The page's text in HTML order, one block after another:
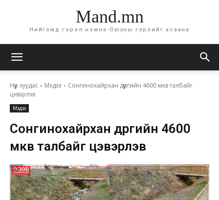
Mand.mn
Нийгэмд гэрэл нэмнэ-Оюуны гэрлийг асаана
Нүүр хуудас Мэдээ
Сонгинохайрхан дүүргийн 4600 мкв талбайг
цэвэрлэв
Мэдээ
Сонгинохайрхан дүүргийн 4600
мкв талбайг цэвэрлэв